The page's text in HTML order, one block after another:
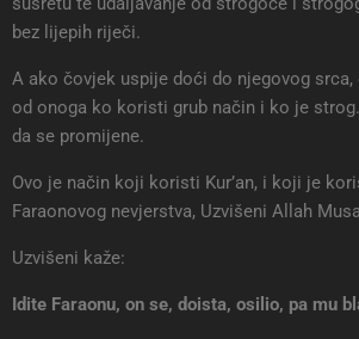
bez lijepih riječi.
A ako čovjek uspije doći do njegovog
od onoga ko koristi grub način i ko je
da se promijene.
Ovo je način koji koristi Kur’an, i koji je
Faraonovog nevjerstva, Uzvišeni Allah
Uzvišeni kaže:
Idite Faraonu, on se, doista, osilio, pa mu